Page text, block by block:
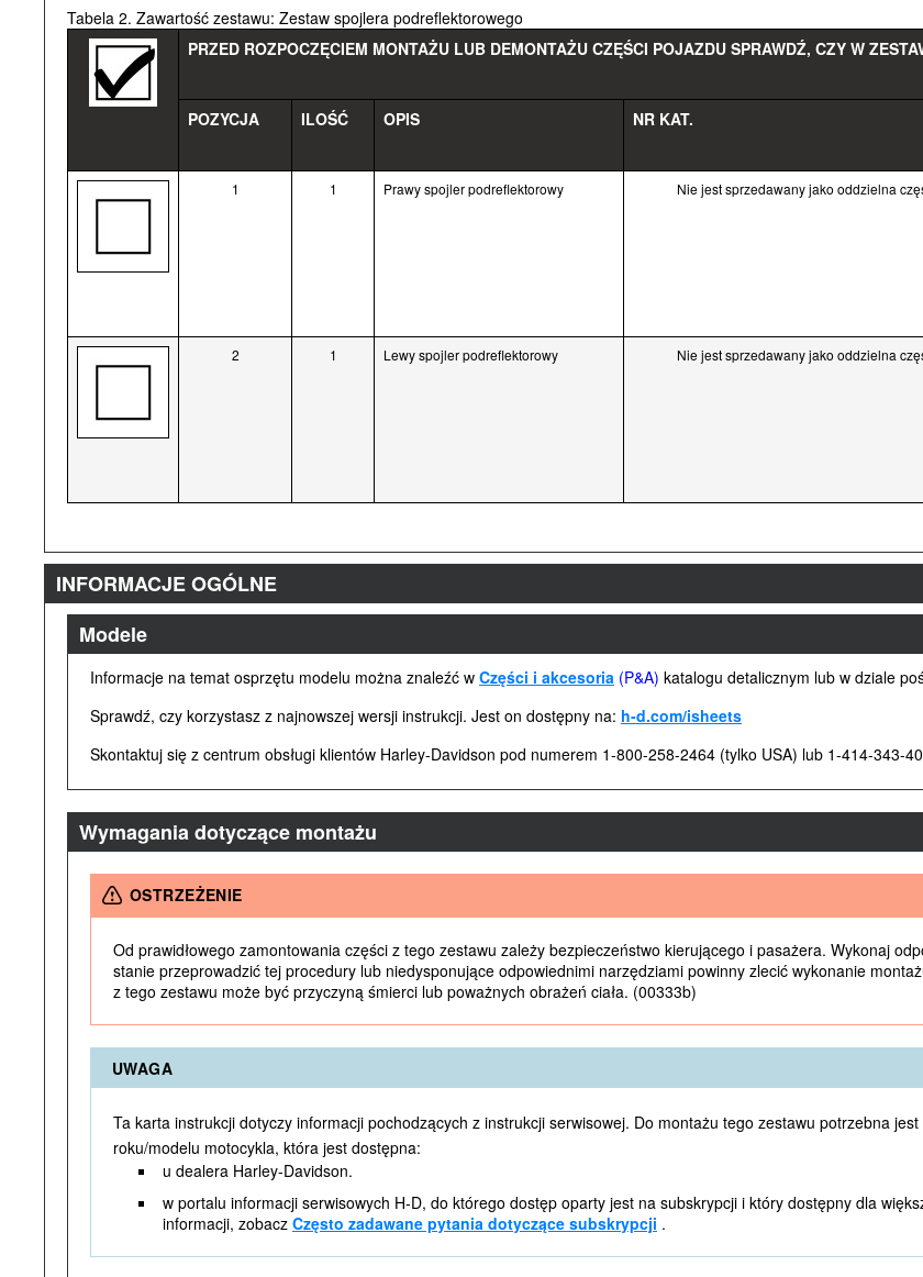
Tabela 2. Zawartość zestawu: Zestaw spojlera podreflektorowego
PRZED ROZPOCZĘCIEM MONTAŻU LUB DEMONTAŻU CZĘŚCI POJAZDU SPRAWDŹ, CZY W
POZYCJA ILOŚĆ OPIS NR KAT.
1 1 Prawy spojler podreflektorowy Nie jest sprzedawany jako oddzielna
2 1 Lewy spojler podreflektorowy Nie jest sprzedawany jako oddzielna
INFORMACJE OGÓLNE
Modele
Informacje na temat osprzętu modelu można znaleźć w Części i akcesoria (P&A) katalogu detalicznym lub w dziale
Sprawdź, czy korzystasz z najnowszej wersji instrukcji. Jest on dostępny na: h-d.com/isheets
Skontaktuj się z centrum obsługi klientów Harley-Davidson pod numerem 1-800-258-2464 (tylko USA) lub 1-414-343-
Wymagania dotyczące montażu
OSTRZEŻENIE
Od prawidłowego zamontowania części z tego zestawu zależy bezpieczeństwo kierującego i pasażera. Wykonaj
stanie przeprowadzić tej procedury lub niedysponujące odpowiednimi narzędziami powinny zlecić wykonanie
z tego zestawu może być przyczyną śmierci lub poważnych obrażeń ciała. (00333b)
UWAGA
Ta karta instrukcji dotyczy informacji pochodzących z instrukcji serwisowej. Do montażu tego zestawu potrzebna
roku/modelu motocykla, która jest dostępna:
u dealera Harley-Davidson.
w portalu informacji serwisowych H-D, do którego dostęp oparty jest na subskrypcji i który dostępny dla
informacji, zobacz Często zadawane pytania dotyczące subskrypcji .